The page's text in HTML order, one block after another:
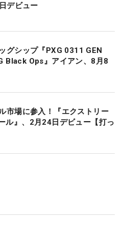
デビュー
グシップ『PXG 0311 GEN
Black Ops』アイアン、8月8
市場に参入！『エクストリー
ル』、2月24日デビュー【打っ